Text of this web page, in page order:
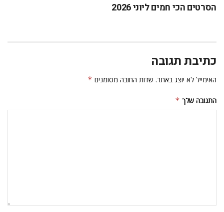
הסרטים הכי חמים ליוני 2026
כתיבת תגובה
האימייל לא יוצג באתר. שדות החובה מסומנים *
התגובה שלך *